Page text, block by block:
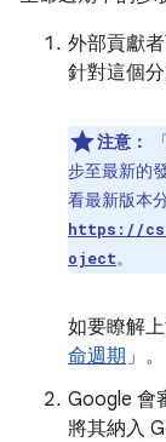
外部貢獻
針對這個
注意：
步至最新的
看最新版本
https://
oject。
如要瞭解
命週期 」。
Google 會
將其納入